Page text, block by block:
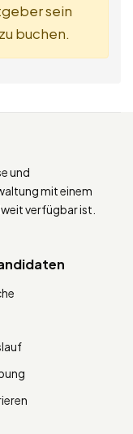
sein
buchen.
und
mit einem
verfügbar ist.